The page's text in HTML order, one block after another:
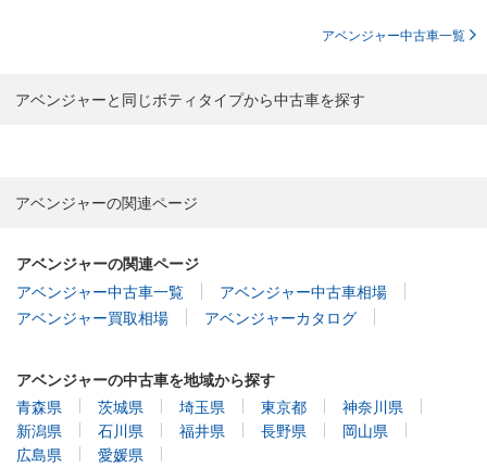
アベンジャー中古車一覧
アベンジャーと同じボティタイプから中古車を探す
アベンジャーの関連ページ
アベンジャーの関連ページ
アベンジャー中古車一覧
アベンジャー中古車相場
アベンジャー買取相場
アベンジャーカタログ
アベンジャーの中古車を地域から探す
青森県
茨城県 埼玉県 東京都
神奈川県
新潟県
石川県 福井県 長野県
岡山県
広島県
愛媛県